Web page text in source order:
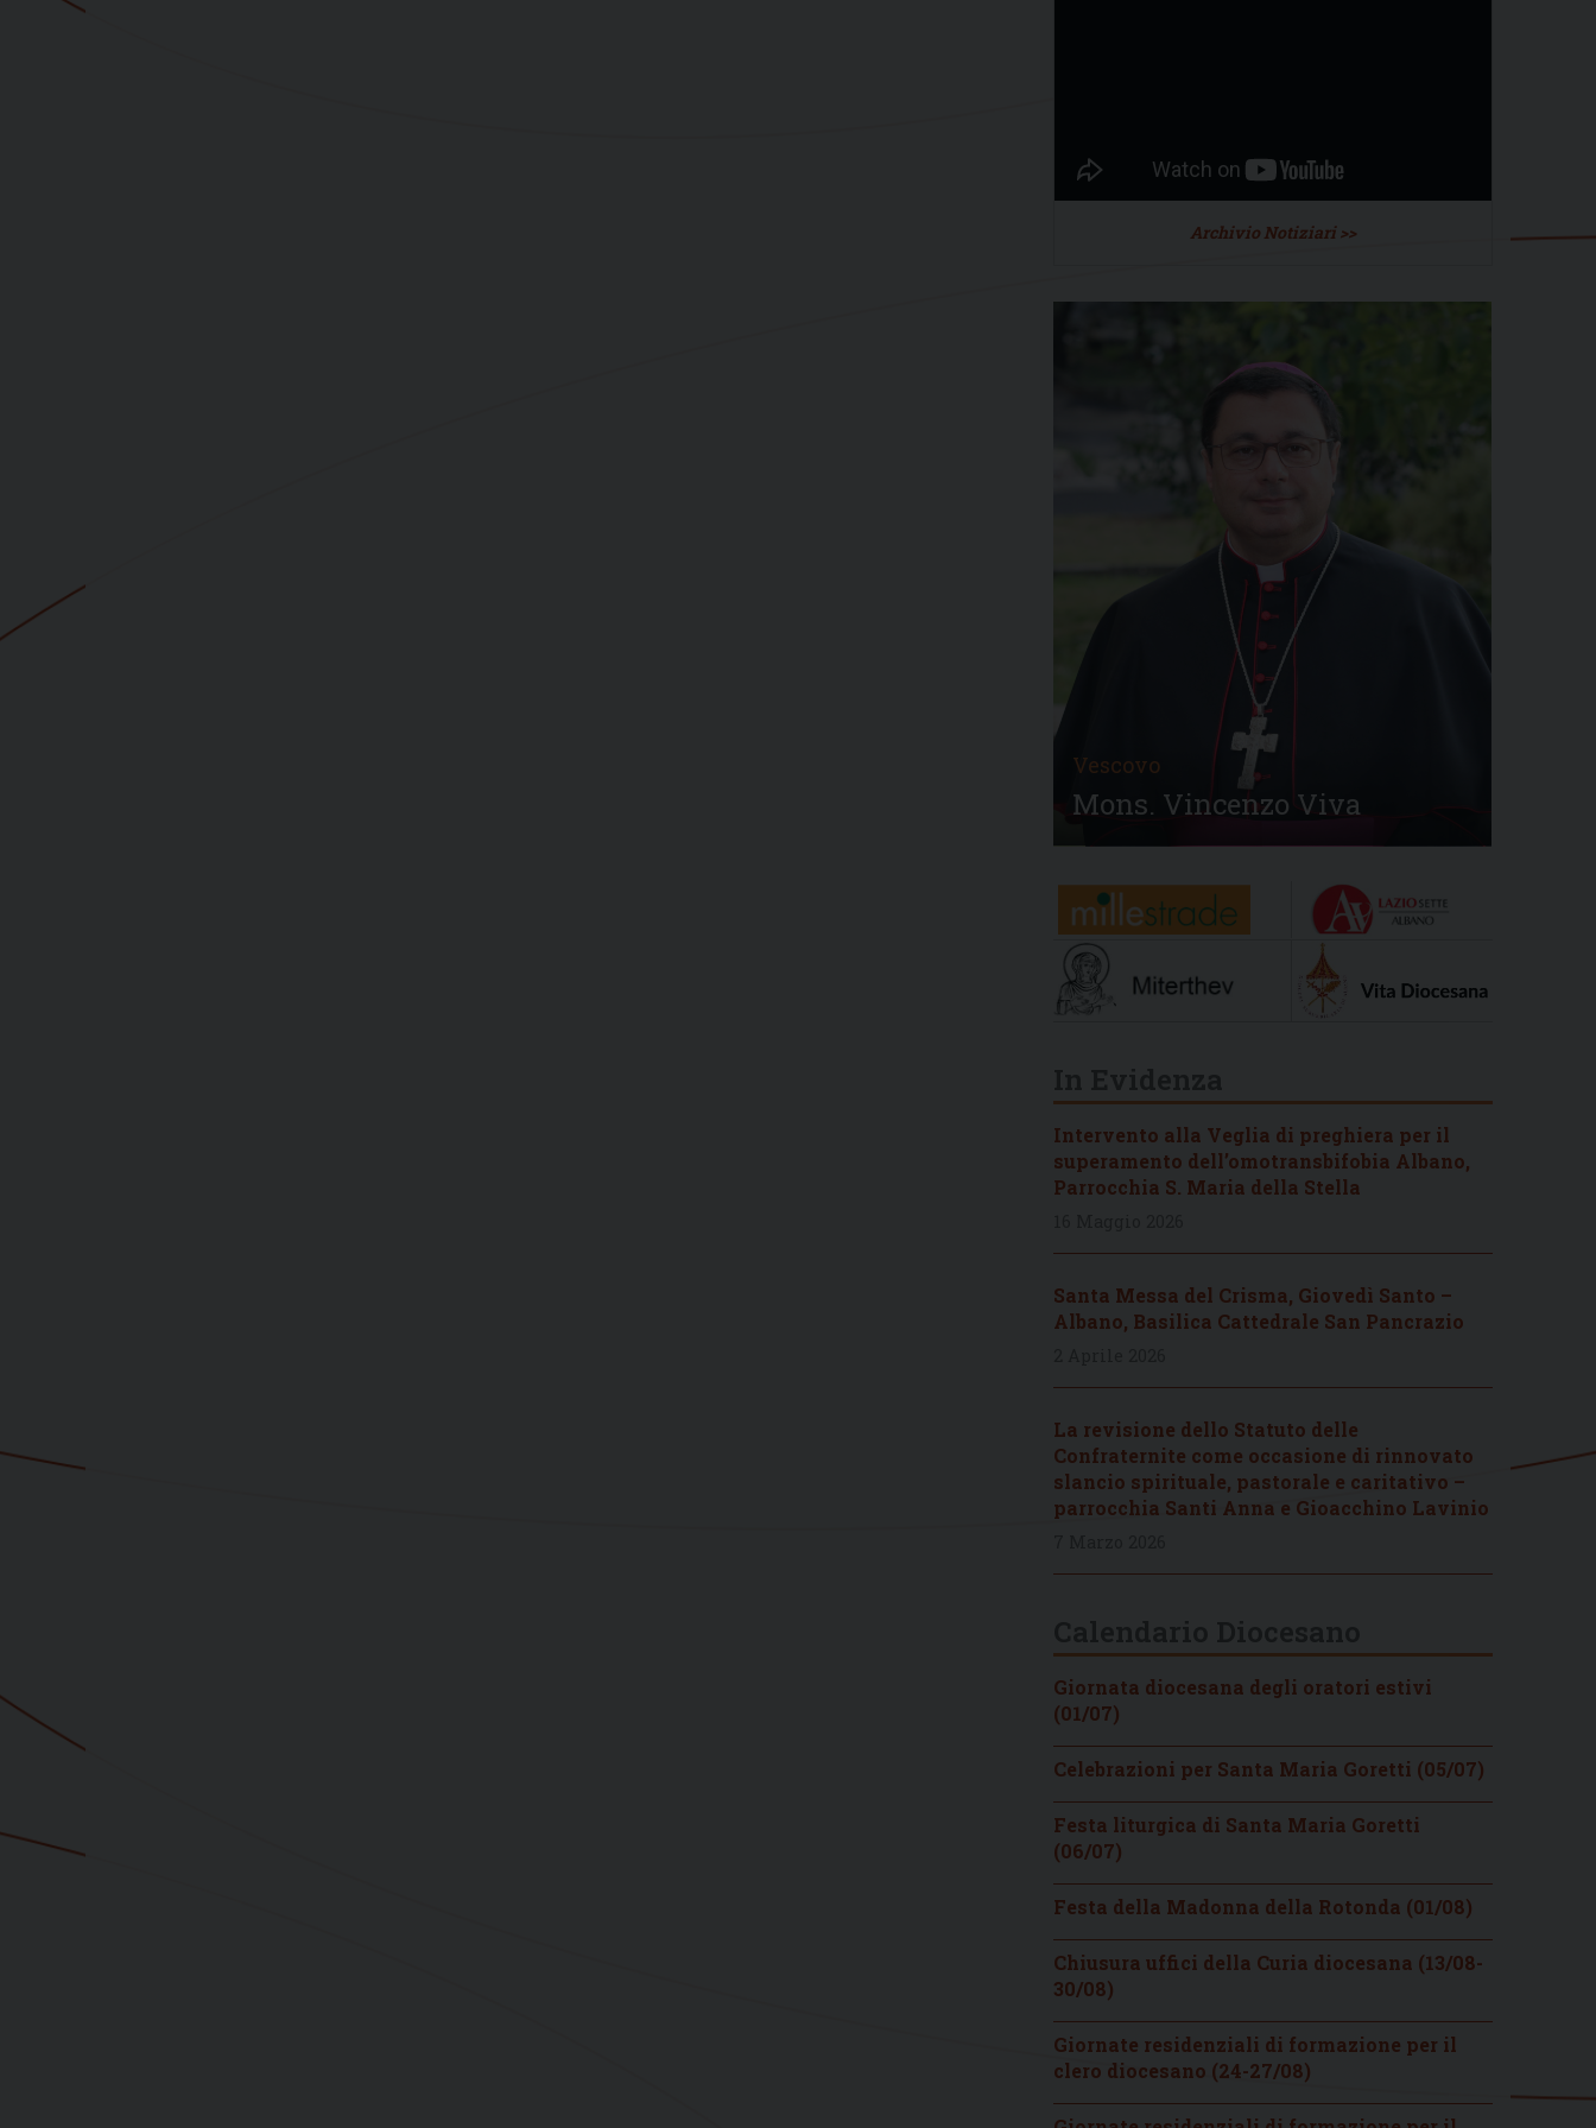
Archivio Notiziari >>
Vescovo
Mons. Vincenzo Viva
Intervento alla Veglia di preghiera per il
superamento dell’omotransbifobia Albano,
Parrocchia S. Maria della Stella
Santa Messa del Crisma, Giovedì Santo –
Albano, Basilica Cattedrale San Pancrazio
La revisione dello Statuto delle
Confraternite come occasione di rinnovato
slancio spirituale, pastorale e caritativo –
parrocchia Santi Anna e Gioacchino Lavinio
Giornata diocesana degli oratori estivi
(01/07)
Celebrazioni per Santa Maria Goretti (05/07)
Festa liturgica di Santa Maria Goretti
(06/07)
Festa della Madonna della Rotonda (01/08)
Chiusura uffici della Curia diocesana (13/08-
30/08)
Giornate residenziali di formazione per il
clero diocesano (24-27/08)